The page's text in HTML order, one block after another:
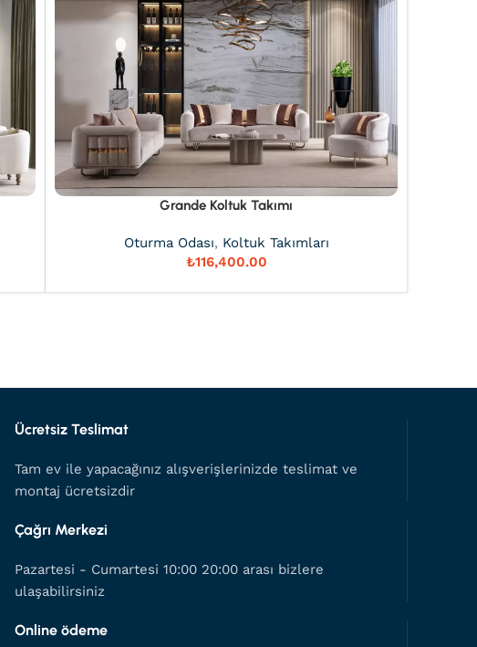
Grande Koltuk Takımı
Oturma Odası, Koltuk Takımları
₺
Ücretsiz Teslimat
Tam ev ile yapacağınız alışverişlerinizde teslimat ve
montaj ücretsizdir
Çağrı Merkezi
Pazartesi - Cumartesi 10:00 20:00 arası bizlere
ulaşabilirsiniz
Online ödeme